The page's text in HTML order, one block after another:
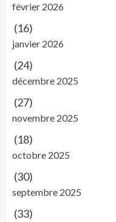
février 2026
(16)
janvier 2026
(24)
décembre 2025
(27)
novembre 2025
(18)
octobre 2025
(30)
septembre 2025
(33)